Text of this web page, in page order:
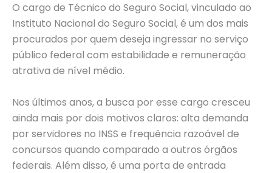
O cargo de Técnico do Seguro Social, vinculado ao
Instituto Nacional do Seguro Social, é um dos mais
procurados por quem deseja ingressar no serviço
público federal com estabilidade e remuneração
atrativa de nível médio.
Nos últimos anos, a busca por esse cargo cresceu
ainda mais por dois motivos claros: alta demanda
por servidores no INSS e frequência razoável de
concursos quando comparado a outros órgãos
federais. Além disso, é uma porta de entrada